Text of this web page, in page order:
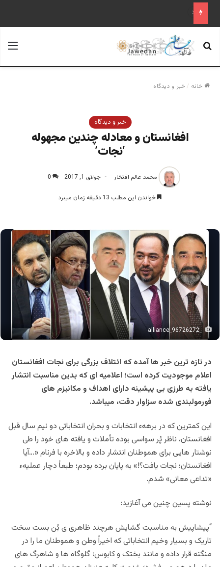
افسانه نجات از بیرون؛ از رجوی تا پهلوی
جستجو برای
خانه /خبر و دیدگاه
خبر و دیدگاه
افغانستان و معادله چندین مجهوله
‘نجات’
محمد عالم افتخار جولای 1, 2017 0
خواندن این مطلب 13 دقیقه زمان میبرد
_96726272_alliance
در تازه ترین خبر ها آمده که ائتلاف بزرگی برای نجات افغانستان
اعلام موجودیت کرده است؛ اعلامیه ای که بدین مناسبت انتشار
یافته به طرزی بی پیشینه دارای اهداف و مکانیزم های
فورمولبندی شده سزاوار دقت، میباشد.
این کمترین که در برههء انتخابات و بحران انتخاباتی دو نیم سال قبل
افغانستان، ناظر پُر سواسی بوده تأملات و یافته های خود را طی
نوشتار هایی برای هموطنان انتشار داده و بالاخره با فرنام «…آیا
افغانستان؛ نجات یافت؟!» به پایان برده بودم؛ طبعاً دچار عملیهء
«تداعی معانی» شدم.
نوشته پسین چنین می آغازید:
“پیشاپیش به مناسبت گشایش هرچند ظاهری ی بُن بست سخت
تاریک و بسیار وخیم انتخاباتی که اخیراً وطن و هموطنان ما را در
منگنه قرار داده و مانند بختک و کابوس؛ گلوگاه ها و شاهرگ های